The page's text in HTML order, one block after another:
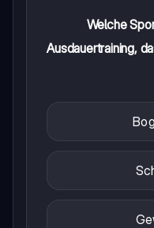
Welche
Ausdauertraining,